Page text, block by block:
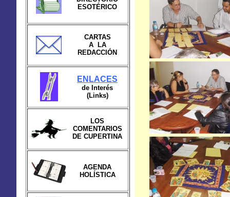
ESOTÉRICO
CARTAS
A LA
REDACCIÓN
ENLACES
de Interés
(Links)
LOS
COMENTARIOS
DE CUPERTINA
AGENDA
HOLÍSTICA